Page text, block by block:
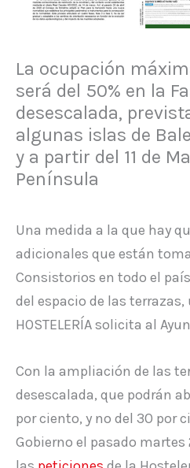
La ocupación
será del 50% en la
desescalada,
algunas islas de
y a partir del 11 de
Península
Una medida a la que hay
adicionales que están
Consistorios en todo el
del espacio de las terrazas,
HOSTELERÍA solicita al
Con la ampliación de las
desescalada, que podrán
por ciento, y no del 30 por
Gobierno el pasado martes